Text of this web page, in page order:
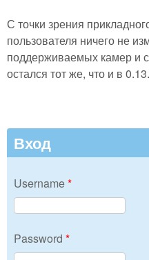
С точки зрения
пользователя ничего не
поддерживаемых камер и
остался тот же, что и в
Вход
Username*
Password *